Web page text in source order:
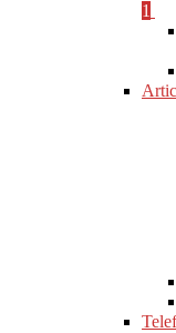
1